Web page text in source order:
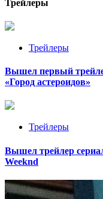
Трейлеры
Трейлеры
Вышел первый
«Город астероидов»
Трейлеры
Вышел трейлер
Weeknd